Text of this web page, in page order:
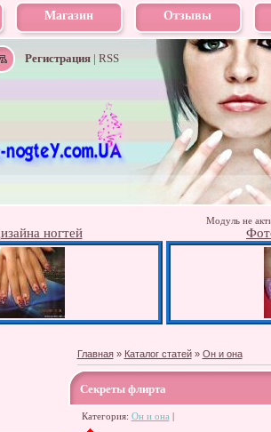
Магазин Отзывы
Регистрация| RSS
Модуль не
ногтей
Главная» Каталог статей» Он и она
Секреты флирта
Категория: Он и она |